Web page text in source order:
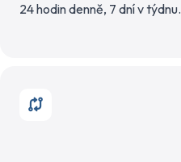
24 hodin denně, 7 dní v týdnu.